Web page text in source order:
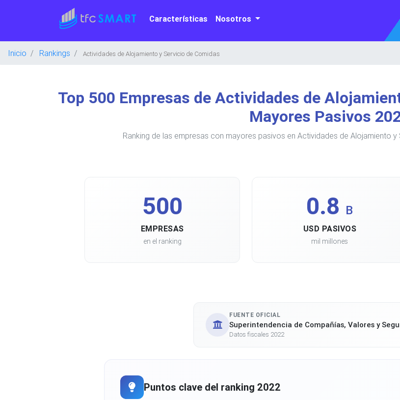
Características Nosotros
Inicio Rankings Actividades de Alojamiento y Servicio de Comidas
Top 500 Empresas de Actividades de
Mayores Pasivos
Ranking de las empresas con mayores pasivos en Actividades de Alojamiento
500
EMPRESAS
en el ranking
0.8 B
USD PASIVOS
mil millones
FUENTE OFICIAL
Superintendencia de Compañías, Valores y
Datos fiscales 2022
Puntos clave del ranking 2022